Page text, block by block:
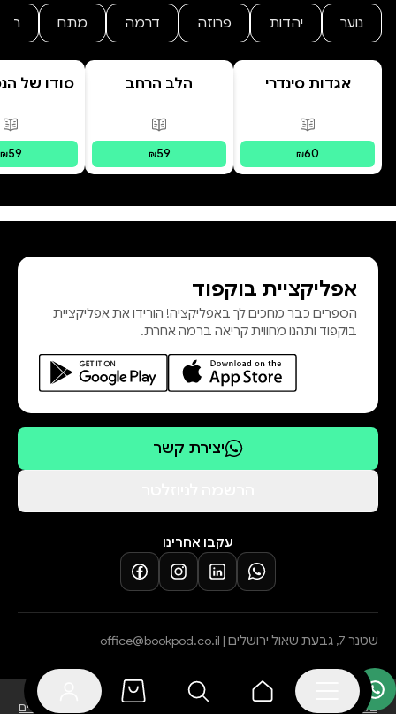
נוער יהדות פרוזה דרמה מתח
אגדות סינדרי
פורמטים זמינים
מודפס
₪60
הלב הרחב
פורמטים זמינים מודפס
₪59
סודו של
₪59
אפליקציית בוקפוד
הספרים כבר מחכים לך באפליקציה! הורידו את אפליקציית
בוקפוד ותהנו מחווית קריאה ברמה אחרת.
יצירת קשר
עקבו אחרינו
שטנר 7, גבעת שאול ירושלים | office@bookpod.co.il
בלוגשירות לקוחות הצהרת נגישותתקנון הרשמה לסופרים